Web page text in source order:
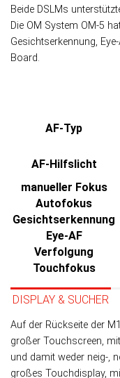
Beide DSLMs
Die OM System OM-5
Gesichtserkennung,
Board.
AF-Typ
AF-Hilfslicht
manueller Fokus
Autofokus
Gesichtserkennung
Eye-AF
Verfolgung
Touchfokus
DISPLAY & SUCHER
Auf der Rückseite der
großer Touch­screen,
und da­mit weder neig-,
großes Touch­display,